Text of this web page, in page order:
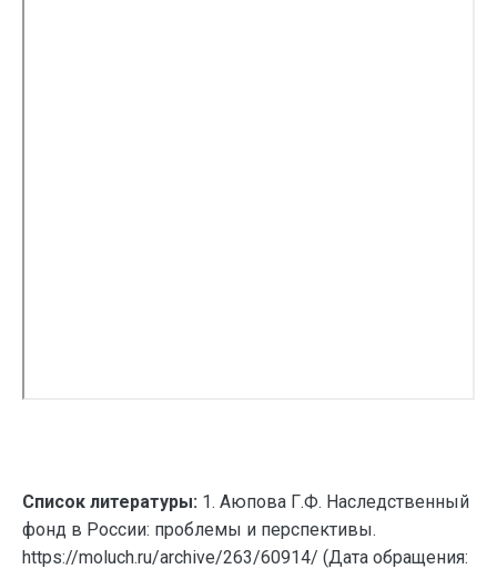
Список литературы: 1. Аюпова Г.Ф. Наследственный
фонд в России: проблемы и перспективы.
https://moluch.ru/archive/263/60914/ (Дата обращения: